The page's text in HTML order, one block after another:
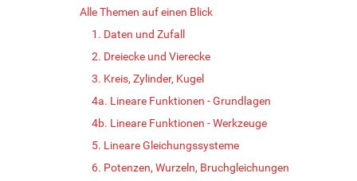
Alle Themen auf einen Blick
1. Daten und Zufall
2. Dreiecke und Vierecke
3. Kreis, Zylinder, Kugel
4a. Lineare Funktionen - Grundlagen
4b. Lineare Funktionen - Werkzeuge
5. Lineare Gleichungssysteme
6. Potenzen, Wurzeln, Bruchgleichungen